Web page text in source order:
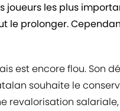
joueurs les plus
le prolonger.
est encore flou. Son
souhaite le
revalorisation